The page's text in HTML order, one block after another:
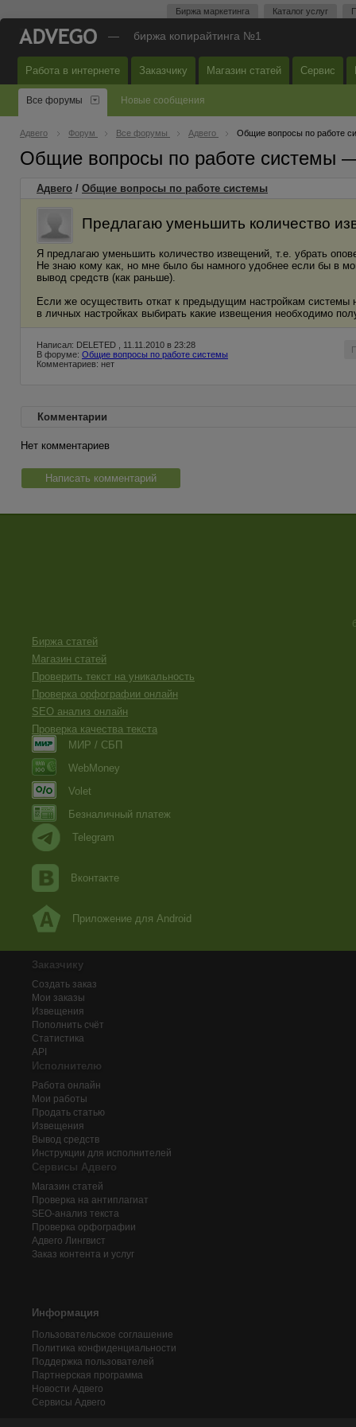
Биржа маркетинга Каталог услуг
— биржа копирайтинга №1
Работа в интернете Заказчику Магазин статей Сервис
Все форумы Новые сообщения
Адвего Форум Все форумы Адвего Общие вопросы по работе
Общие вопросы по работе системы
Адвего / Общие вопросы по работе системы
Предлагаю уменьшить количество
Я предлагаю уменьшить количество извещений, т.е. убрать
Не знаю кому как, но мне было бы намного удобнее если бы в
вывод средств (как раньше).
Если же осуществить откат к предыдущим настройкам
в личных настройках выбирать какие извещения необходимо
Написал: DELETED , 11.11.2010 в 23:28
В форуме: Общие вопросы по работе системы
Комментариев: нет
Комментарии
Нет комментариев
Написать комментарий
Биржа статей
Магазин статей
Проверить текст на уникальность
Проверка орфографии онлайн
SEO анализ онлайн
Проверка качества текста
МИР / СБП
WebMoney
Volet
Безналичный платеж
Telegram
Вконтакте
Приложение для Android
Заказчику
Создать заказ
Мои заказы
Извещения
Пополнить счёт
Статистика
API
Исполнителю
Работа онлайн
Мои работы
Продать статью
Извещения
Вывод средств
Инструкции для исполнителей
Сервисы Адвего
Магазин статей
Проверка на антиплагиат
SEO-анализ текста
Проверка орфографии
Адвего Лингвист
Заказ контента и услуг
Информация
Пользовательское соглашение
Политика конфиденциальности
Поддержка пользователей
Партнерская программа
Новости Адвего
Сервисы Адвего